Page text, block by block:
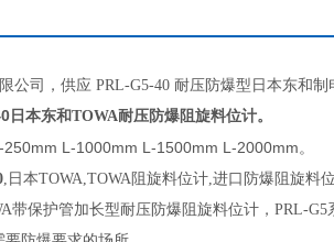
公司，供应 PRL-G5-40 耐压防爆型日本东和制
日本东和TOWA耐压防爆阻旋料位计。
L-1000mm L-1500mm L-2000mm。
,日本TOWA,TOWA阻旋料位计,进口防爆阻旋料
带保护管加长型耐压防爆阻旋料位计，PRL-